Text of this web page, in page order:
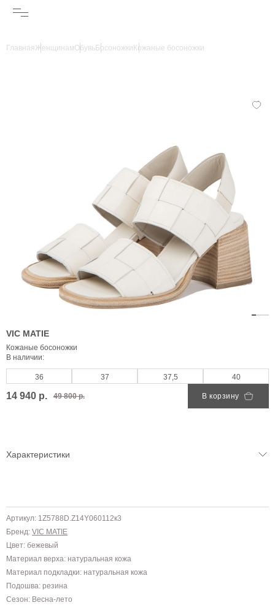
ГлавнаяЖенщинамОбувьБосоножки Кожаные босоножки
VIC MATIE
Кожаные босоножки
В наличии:
36 37 37,5 40
14 940 р. 49 800 р. В корзину
Характеристики
Артикул: 1Z5788D.Z14Y060112к3
Бренд: VIC MATIE
Цвет: бежевый
Материал верха: натуральная кожа
Материал подкладки: натуральная кожа
Подошва: резина
Сезон: Весна-лето